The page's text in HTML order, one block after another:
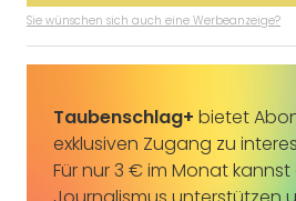
Sie wünschen sich auch eine Werbeanzeige?
Taubenschlag+ bietet
exklusiven Zugang zu
Für nur 3 € im Monat